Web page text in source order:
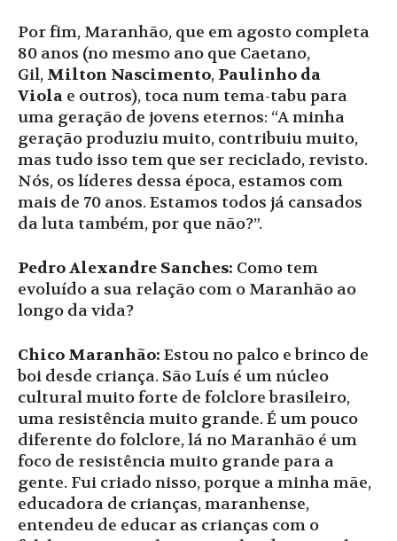
Por fim, Maranhão, que em agosto completa
80 anos (no mesmo ano que Caetano,
Gil, Milton Nascimento, Paulinho da
Viola e outros), toca num tema-tabu para
uma geração de jovens eternos: “A minha
geração produziu muito, contribuiu muito,
mas tudo isso tem que ser reciclado, revisto.
Nós, os líderes dessa época, estamos com
mais de 70 anos. Estamos todos já cansados
da luta também, por que não?”.
Pedro Alexandre Sanches: Como tem
evoluído a sua relação com o Maranhão ao
longo da vida?
Chico Maranhão: Estou no palco e brinco de
boi desde criança. São Luís é um núcleo
cultural muito forte de folclore brasileiro,
uma resistência muito grande. É um pouco
diferente do folclore, lá no Maranhão é um
foco de resistência muito grande para a
gente. Fui criado nisso, porque a minha mãe,
educadora de crianças, maranhense,
entendeu de educar as crianças com o